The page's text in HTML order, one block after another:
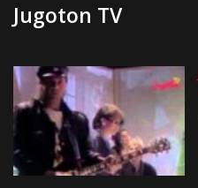
Jugoton TV